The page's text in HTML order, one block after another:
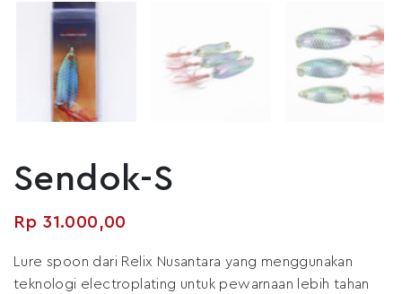
Sendok-S
Rp 31.000,00
Lure spoon dari Relix Nusantara yang menggunakan
teknologi electroplating untuk pewarnaan lebih tahan